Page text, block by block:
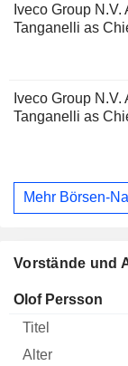
Iveco Group
Tanganelli as
Iveco Group
Tanganelli as
Mehr Börsen-
Vorstände und
Manager Titel
Olof Persson